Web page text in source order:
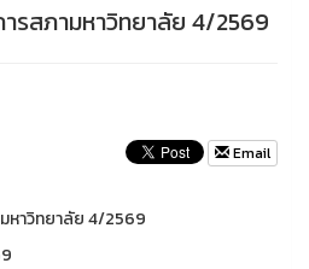
รสภามหาวิทยาลัย 4/2569
Email
หาวิทยาลัย 4/2569